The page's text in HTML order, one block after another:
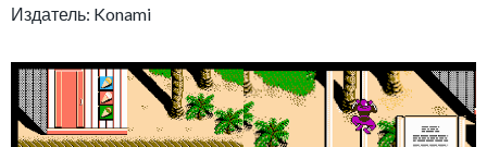
Издатель: Konami